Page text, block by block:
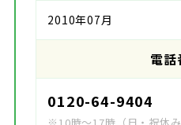
2010年07月
電話
0120-64-9404